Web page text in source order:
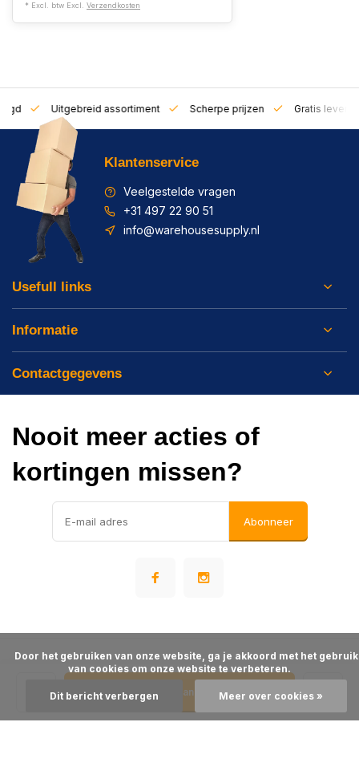
Toevoegen aan winkelwagen
* Excl. btw Excl. Verzendkosten
Uitgebreid assortiment Scherpe prijzen Gratis
Klantenservice
Veelgestelde vragen
+31 497 22 90 51
info@warehousesupply.nl
Usefull links
Informatie
Contactgegevens
Nooit meer acties of
kortingen missen?
Abonneer
Algemene voorwaarden Disclaimer Privacy Policy Sitemap
© Warehousesupply- Theme made byWebdinge
van cookies om onze website te verbeteren.
Dit bericht verbergen Meer over cookies »